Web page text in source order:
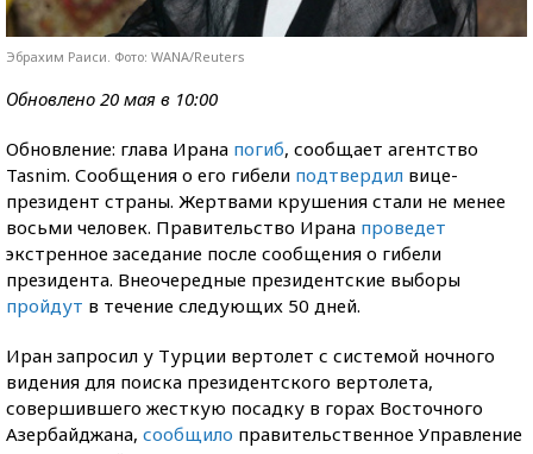
Эбрахим Раиси. Фото: WANA/Reuters
Обновлено 20 мая в 10:00
Обновление: глава Ирана погиб, сообщает агентство
Tasnim. Сообщения о его гибели подтвердил вице-
президент страны. Жертвами крушения стали не менее
восьми человек. Правительство Ирана проведет
экстренное заседание после сообщения о гибели
президента. Внеочередные президентские выборы
пройдут в течение следующих 50 дней.
Иран запросил у Турции вертолет с системой ночного
видения для поиска президентского вертолета,
совершившего жесткую посадку в горах Восточного
Азербайджана, сообщило правительственное Управление